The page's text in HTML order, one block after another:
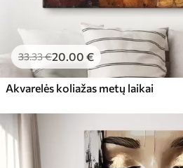
33.33€20.00 €
Akvarelės koliažas metų laikai